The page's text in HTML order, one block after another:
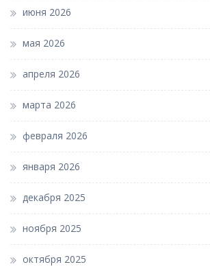
июня 2026
мая 2026
апреля 2026
марта 2026
февраля 2026
января 2026
декабря 2025
ноября 2025
октября 2025